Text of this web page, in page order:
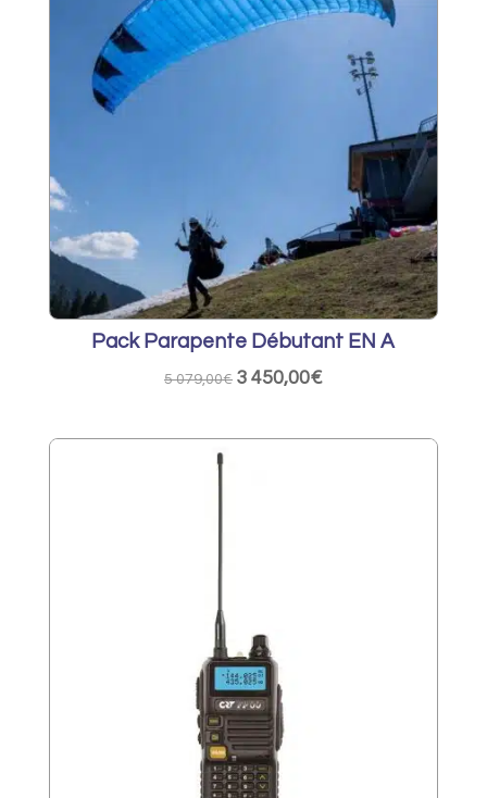
Pack Parapente Débutant EN A
5 079,00€ Le
3 450,00€Le